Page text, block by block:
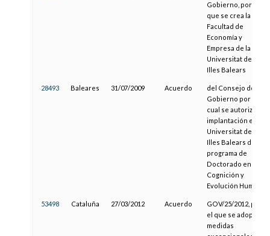
Gobierno, por el
que se crea la
Facultad de
Economía y
Empresa de la
Universitat de les
Illes Balears
28493 Baleares 31/07/2009 Acuerdo
del Consejo de
Gobierno por el
cual se autoriza la
implantación en la
Universitat de les
Illes Balears del
programa de
Doctorado en
Cognición y
Evolución Humana
53498 Cataluña 27/03/2012 Acuerdo
GOV/25/2012, por
el que se adoptan
medidas